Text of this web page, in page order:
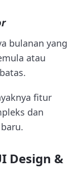
bulanan yang
atau
fitur
dan
Design &